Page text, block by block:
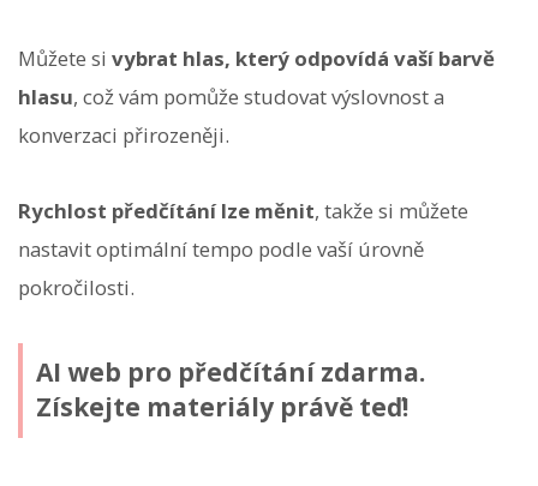
Můžete si vybrat hlas, který odpovídá vaší barvě
hlasu, což vám pomůže studovat výslovnost a
konverzaci přirozeněji.
Rychlost předčítání lze měnit, takže si můžete
nastavit optimální tempo podle vaší úrovně
pokročilosti.
AI web pro předčítání zdarma.
Získejte materiály právě teď!